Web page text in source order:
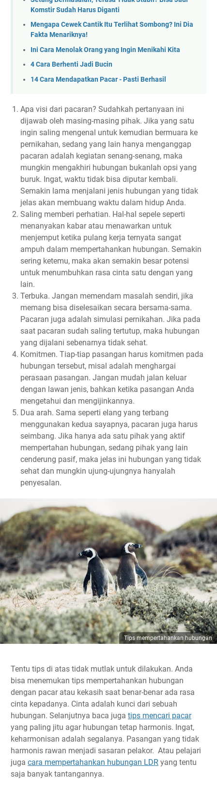
Komstir Sudah Harus Diganti
Mengapa Cewek Cantik Itu Terlihat Sombong? Ini Dia
Fakta Menariknya!
Ini Cara Menolak Orang yang Ingin Menikahi Kita
4 Cara Berhenti Jadi Bucin
14 Cara Mendapatkan Pacar - Pasti Berhasil
Apa visi dari pacaran? Sudahkah pertanyaan ini
dijawab oleh masing-masing pihak. Jika yang satu
ingin saling mengenal untuk kemudian bermuara ke
pernikahan, sedang yang lain hanya menganggap
pacaran adalah kegiatan senang-senang, maka
mungkin mengakhiri hubungan bukanlah opsi yang
buruk. Ingat, waktu tidak bisa diputar kembali.
Semakin lama menjalani jenis hubungan yang tidak
jelas akan membuang waktu dalam hidup Anda.
Saling memberi perhatian. Hal-hal sepele seperti
menanyakan kabar atau menawarkan untuk
menjemput ketika pulang kerja ternyata sangat
ampuh dalam mempertahankan hubungan. Semakin
sering ketemu, maka akan semakin besar potensi
untuk menumbuhkan rasa cinta satu dengan yang
lain.
Terbuka. Jangan memendam masalah sendiri, jika
memang bisa diselesaikan secara bersama-sama.
Pacaran juga adalah simulasi pernikahan. Jika pada
saat pacaran sudah saling tertutup, maka hubungan
yang dijalani sebenarnya tidak sehat.
Komitmen. Tiap-tiap pasangan harus komitmen pada
hubungan tersebut, misal adalah menghargai
perasaan pasangan. Jangan mudah jalan keluar
dengan lawan jenis, bahkan ketika pasangan Anda
mengetahui dan mengijinkannya.
Dua arah. Sama seperti elang yang terbang
menggunakan kedua sayapnya, pacaran juga harus
seimbang. Jika hanya ada satu pihak yang aktif
mempertahan hubungan, sedang pihak yang lain
cenderung pasif, maka jelas ini hubungan yang tidak
sehat dan mungkin ujung-ujungnya hanyalah
penyesalan.
Tips mempertahankan hubungan
Tentu tips di atas tidak mutlak untuk dilakukan. Anda
bisa menemukan tips mempertahankan hubungan
dengan pacar atau kekasih saat benar-benar ada rasa
cinta kepadanya. Cinta adalah kunci dari sebuah
hubungan. Selanjutnya baca juga tips mencari pacar
yang paling jitu agar hubungan tetap harmonis. Ingat,
keharmonisan adalah segalanya. Pasangan yang tidak
harmonis rawan menjadi sasaran pelakor. Atau pelajari
juga cara mempertahankan hubungan LDR yang tentu
saja banyak tantangannya.